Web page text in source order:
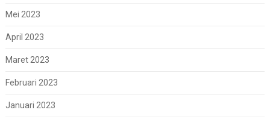
Mei 2023
April 2023
Maret 2023
Februari 2023
Januari 2023